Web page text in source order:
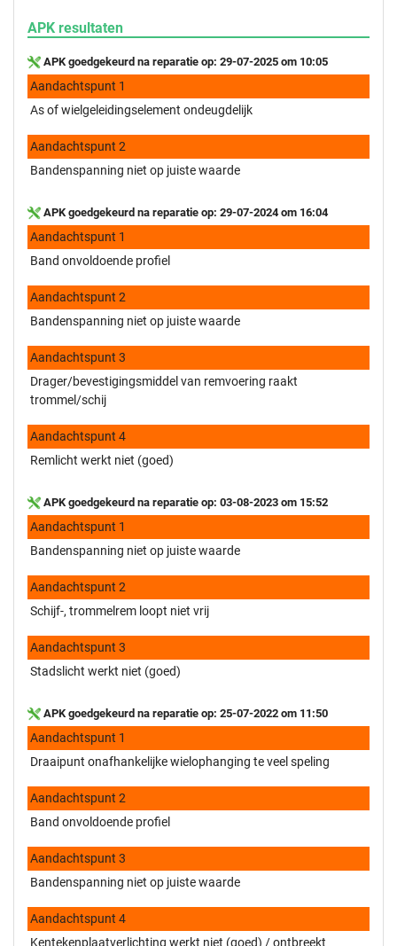
APK resultaten
APK goedgekeurd na reparatie op: 29-07-2025 om 10:05
Aandachtspunt 1
As of wielgeleidingselement ondeugdelijk
Aandachtspunt 2
Bandenspanning niet op juiste waarde
APK goedgekeurd na reparatie op: 29-07-2024 om 16:04
Aandachtspunt 1
Band onvoldoende profiel
Aandachtspunt 2
Bandenspanning niet op juiste waarde
Aandachtspunt 3
Drager/bevestigingsmiddel van remvoering raakt
trommel/schij
Aandachtspunt 4
Remlicht werkt niet (goed)
APK goedgekeurd na reparatie op: 03-08-2023 om 15:52
Aandachtspunt 1
Bandenspanning niet op juiste waarde
Aandachtspunt 2
Schijf-, trommelrem loopt niet vrij
Aandachtspunt 3
Stadslicht werkt niet (goed)
APK goedgekeurd na reparatie op: 25-07-2022 om 11:50
Aandachtspunt 1
Draaipunt onafhankelijke wielophanging te veel speling
Aandachtspunt 2
Band onvoldoende profiel
Aandachtspunt 3
Bandenspanning niet op juiste waarde
Aandachtspunt 4
Kentekenplaatverlichting werkt niet (goed) / ontbreekt